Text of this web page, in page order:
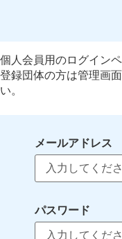
個人会員用のログインペ
登録団体の方は管理画
い。
メールアドレス
パスワード